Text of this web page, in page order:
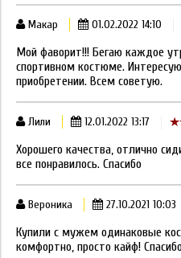
Макар 01.02.2022 14:10
Мой фаворит!!! Бегаю каждое
спортивном костюме.
приобретении. Всем советую.
Лили 12.01.2022 13:17
Хорошего качества, отлично
все понравилось. Спасибо
Вероника 27.10.2021 10:03
Купили с мужем одинаковые
комфортно, просто кайф!